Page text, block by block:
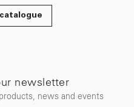
newsletter
news and events